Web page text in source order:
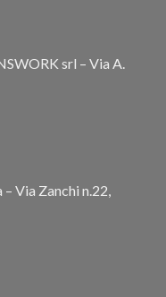
srl – Via A.
Via Zanchi n.22,